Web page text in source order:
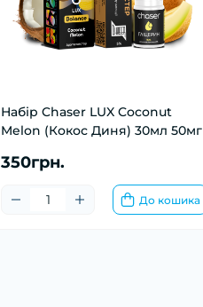
Набір Chaser LUX Coconut
Melon (Кокос Диня) 30мл 50мг
350грн.
До кошика